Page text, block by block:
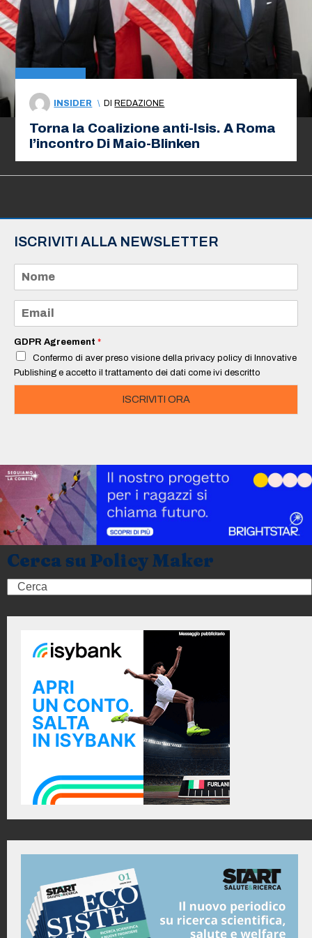
INSIDER \ DIREDAZIONE
Torna la Coalizione anti-Isis. A Roma
l’incontro Di Maio-Blinken
ISCRIVITI ALLA NEWSLETTER
m
e
a
i
*
GDPR Agreement *
Confermo di aver preso visione della privacy policy di Innovative
Publishing e accetto il trattamento dei dati come ivi descritto
ISCRIVITI ORA
Cerca su Policy Maker
Search